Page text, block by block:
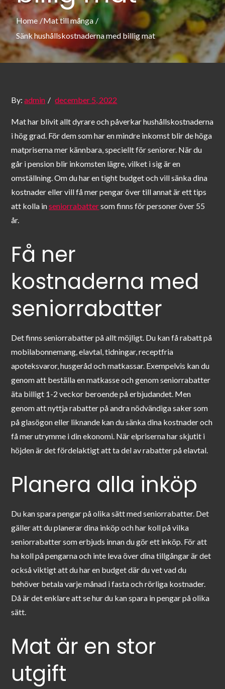
Home
Mat till många
Sänk hushållskostnaderna med billig mat
By:admin
Posted
december 5, 2022
Mat har blivit allt dyrare och påverkar hushållskostnaderna
i hög grad. För dem som har en mindre inkomst blir de höga
matpriserna mer kännbara, speciellt för seniorer. När du
går i pension blir inkomsten lägre, vilket i sig är en
omställning. Om du har en tight budget och vill sänka dina
kostnader eller vill få mer pengar över till annat är ett tips
att kolla inseniorrabattersom finns för personer över 55
år.
Få ner
kostnaderna med
seniorrabatter
Det finns seniorrabatter på allt möjligt. Du kan få rabatt på
mobilabonnemang, elavtal, tidningar, receptfria
apoteksvaror, husgeråd och matkassar. Exempelvis kan du
genom att beställa en matkasse och genom seniorrabatter
äta billigt 1-2 veckor beroende på erbjudandet. Men
genom att nyttja rabatter på andra nödvändiga saker som
på glasögon eller liknande kan du sänka dina kostnader och
få mer utrymme i din ekonomi. När elpriserna har skjutit i
höjden är det fördelaktigt att ta del av rabatter på elavtal.
Planera alla inköp
Du kan spara pengar på olika sätt med seniorrabatter. Det
gäller att du planerar dina inköp och har koll på vilka
seniorrabatter som erbjuds innan du gör ett inköp. För att
ha koll på pengarna och inte leva över dina tillgångar är det
också viktigt att du har en budget där du vet vad du
behöver betala varje månad i fasta och rörliga kostnader.
Då är det enklare att se hur du kan spara in pengar på olika
sätt.
Mat är en stor
utgift